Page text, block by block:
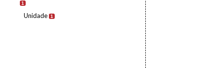
1
Unidade 1